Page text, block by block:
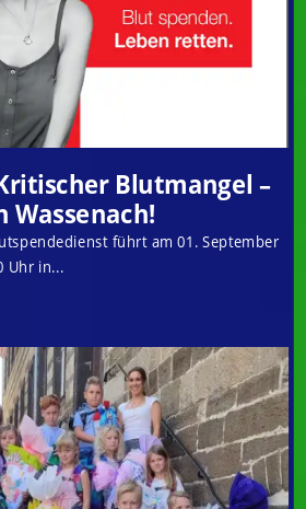
Blutmangel –
Wassenach!
führt am 01. September
Uhr in...